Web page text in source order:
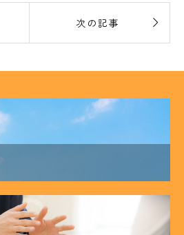
次の記事 